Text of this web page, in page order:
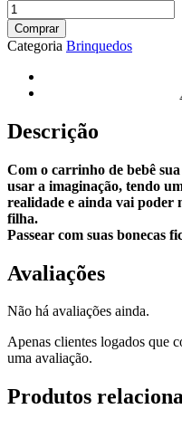
Comprar
Categoria Brinquedos
Descrição
Com o carrinho de bebê
usar a imaginação, tendo
realidade e ainda vai poder
filha.
Passear com suas bonecas
Avaliações
Não há avaliações ainda.
Apenas clientes logados que
uma avaliação.
Produtos